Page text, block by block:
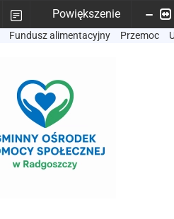
Powiększenie
Fundusz alimentacyjny Przemoc